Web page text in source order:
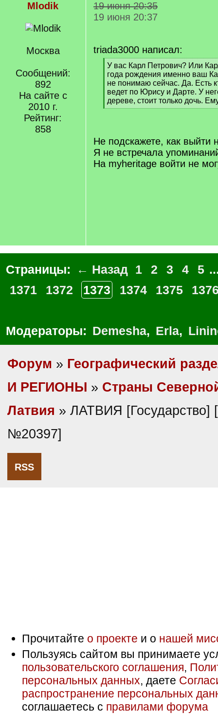
Mlodik
Москва
Сообщений:
892
На сайте с
2010 г.
Рейтинг:
858
19 июня 20:35
19 июня 20:37
triada3000 написал:
[
q
]
У вас Карл Петрович? Или
года рождения именно ваш
не понимаю сейчас. Да. Есть
ведет по Юрису и Дарте. У
дереве, стоит только дочь.
[
Не подскажете, как выйти
Я не встречала
На myheritage войти не
Страницы: ← Назад 1 2 3 4 5
1371
1372 1373 1374 1375
Модераторы: Demesha, Erla,
Форум » Географический
И РЕГИОНЫ » Cтраны
Латвия » ЛАТВИЯ [Государство]
№20397]
RSS
Прочитайте о проекте и о нашей
Пользуясь сайтом вы принимаете
пользовательского соглашения,
персональных данных, даете
распространение персональных
соглашаетесь с правилами форума